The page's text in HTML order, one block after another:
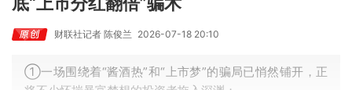
财联社记者 陈俊兰 2026-07-18 20:10
①一场围绕着“酱酒热”和“上市梦”的骗局已悄然铺开，正